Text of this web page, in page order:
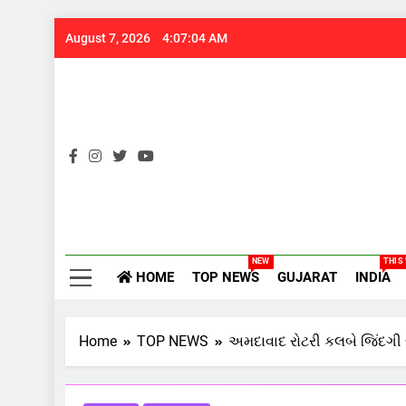
August 7, 2026 4:07:05 AM
HOME TOP NEWS
NEW
GUJARAT INDIA
THIS
Home TOP NEWS અમદાવાદ રોટરી કલબે